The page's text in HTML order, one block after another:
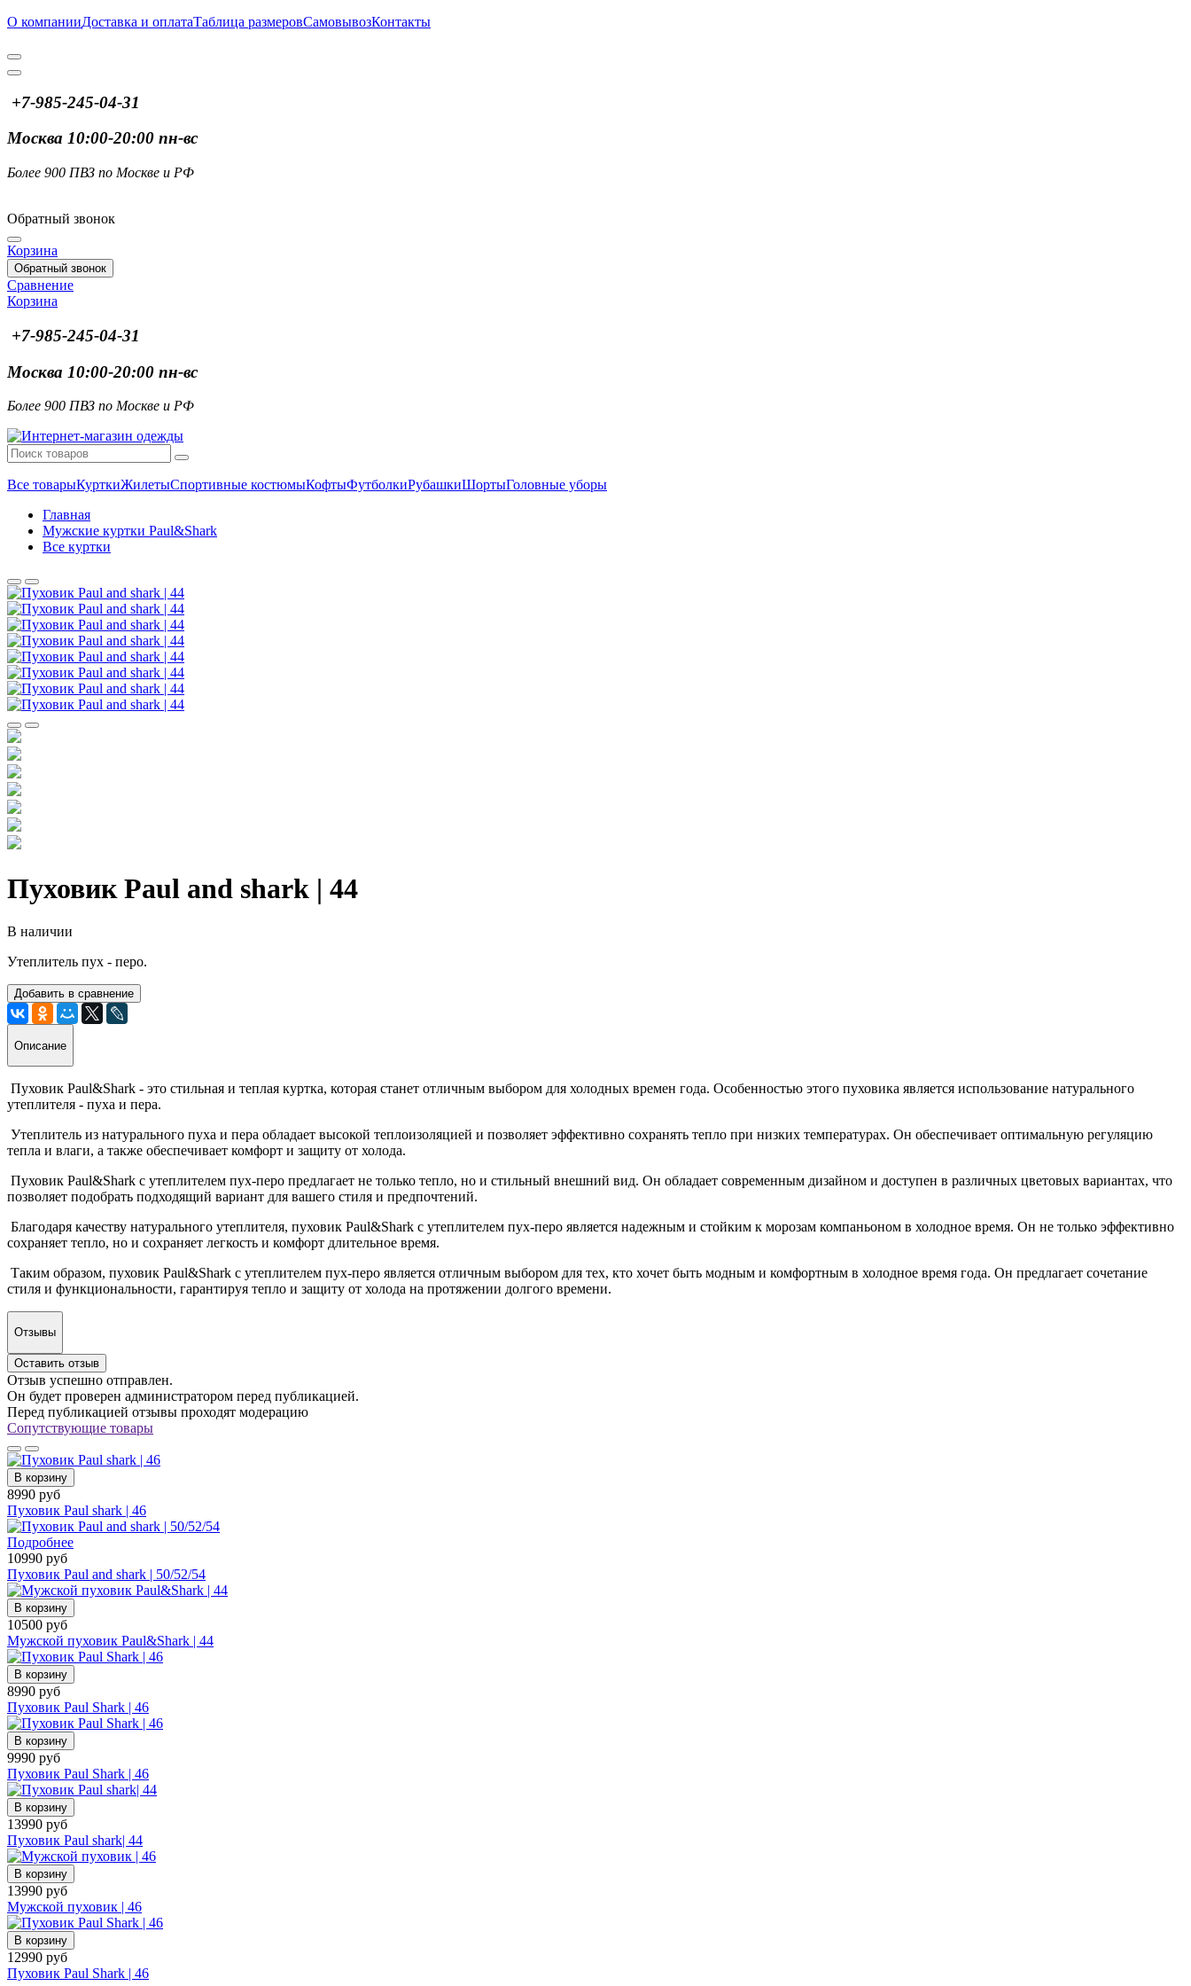
О компанииДоставка и оплатаТаблица размеровСамовывозКонтакты
+7-985-245-04-31
Москва 10:00-20:00 пн-вс
Более 900 ПВЗ по Москве и РФ
Обратный звонок
Корзина
Обратный звонок
Сравнение
Корзина
+7-985-245-04-31
Москва 10:00-20:00 пн-вс
Более 900 ПВЗ по Москве и РФ
Все товарыКурткиЖилетыСпортивные костюмыКофтыФутболкиРубашкиШортыГоловные уборы
Главная
Мужские куртки Paul&Shark
Все куртки
Пуховик Paul and shark | 44
В наличии
Утеплитель пух - перо.
Добавить в сравнение
Описание
Пуховик Paul&Shark - это стильная и теплая куртка, которая станет отличным выбором для холодных времен года. Особенностью этого пуховика является использование натурального
утеплителя - пуха и пера.
Утеплитель из натурального пуха и пера обладает высокой теплоизоляцией и позволяет эффективно сохранять тепло при низких температурах. Он обеспечивает оптимальную регуляцию
тепла и влаги, а также обеспечивает комфорт и защиту от холода.
Пуховик Paul&Shark с утеплителем пух-перо предлагает не только тепло, но и стильный внешний вид. Он обладает современным дизайном и доступен в различных цветовых вариантах, что
позволяет подобрать подходящий вариант для вашего стиля и предпочтений.
Благодаря качеству натурального утеплителя, пуховик Paul&Shark с утеплителем пух-перо является надежным и стойким к морозам компаньоном в холодное время. Он не только эффективно
сохраняет тепло, но и сохраняет легкость и комфорт длительное время.
Таким образом, пуховик Paul&Shark с утеплителем пух-перо является отличным выбором для тех, кто хочет быть модным и комфортным в холодное время года. Он предлагает сочетание
стиля и функциональности, гарантируя тепло и защиту от холода на протяжении долгого времени.
Отзывы
Оставить отзыв
Отзыв успешно отправлен.
Он будет проверен администратором перед публикацией.
Перед публикацией отзывы проходят модерацию
Сопутствующие товары
В корзину
8990 руб
Пуховик Paul shark | 46
Подробнее
10990 руб
Пуховик Paul and shark | 50/52/54
В корзину
10500 руб
Мужской пуховик Paul&Shark | 44
В корзину
8990 руб
Пуховик Paul Shark | 46
В корзину
9990 руб
Пуховик Paul Shark | 46
В корзину
13990 руб
Пуховик Paul shark| 44
В корзину
13990 руб
Мужской пуховик | 46
В корзину
12990 руб
Пуховик Paul Shark | 46